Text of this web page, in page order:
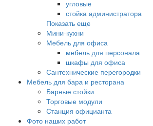
угловые
стойка администратора
Показать еще
Мини-кухни
Мебель для офиса
мебель для персонала
шкафы для офиса
Сантехнические перегородки
Мебель для бара и ресторана
Барные стойки
Торговые модули
Станция официанта
Фото наших работ